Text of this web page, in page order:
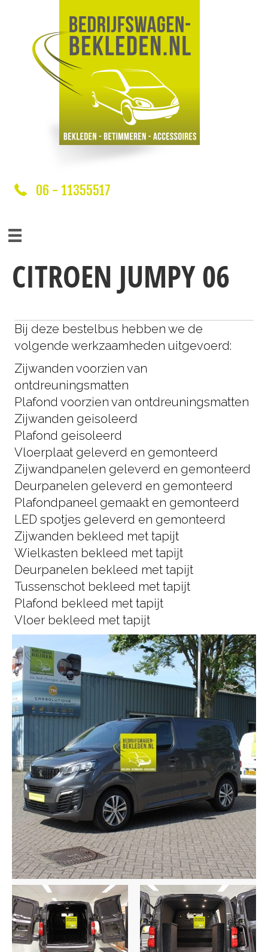
06 - 11355517
CITROEN JUMPY 06
Bij deze bestelbus hebben we de
volgende werkzaamheden uitgevoerd:
Zijwanden voorzien van
ontdreuningsmatten
Plafond voorzien van ontdreuningsmatten
Zijwanden geisoleerd
Plafond geisoleerd
Vloerplaat geleverd en gemonteerd
Zijwandpanelen geleverd en gemonteerd
Deurpanelen geleverd en gemonteerd
Plafondpaneel gemaakt en gemonteerd
LED spotjes geleverd en gemonteerd
Zijwanden bekleed met tapijt
Wielkasten bekleed met tapijt
Deurpanelen bekleed met tapijt
Tussenschot bekleed met tapijt
Plafond bekleed met tapijt
Vloer bekleed met tapijt